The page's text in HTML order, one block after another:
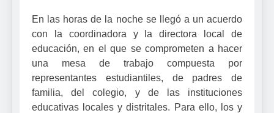
En las horas de la noche se llegó a un acuerdo
con la coordinadora y la directora local de
educación, en el que se comprometen a hacer
una mesa de trabajo compuesta por
representantes estudiantiles, de padres de
familia, del colegio, y de las instituciones
educativas locales y distritales. Para ello, los y